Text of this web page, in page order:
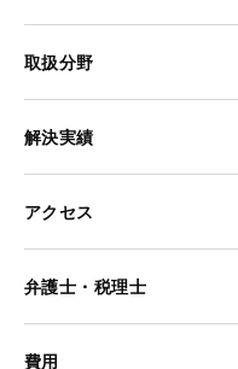
取扱分野
解決実績
アクセス
弁護士・税理士
費用